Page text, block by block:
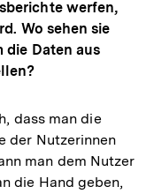
werfen,
Wo sehen sie
die Daten aus
dass man die
der Nutzerinnen
man dem Nutzer
die Hand geben,